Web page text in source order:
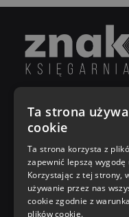
Poniedziałek - Piątek
8:00 - 18:00
[email protected]
Bądź z nami na
Ta strona
cookie
Ta strona korzysta z
zapewnić lepszą wygodę
Korzystając z tej strony,
używanie przez nas
cookie zgodnie z
plików cookie.